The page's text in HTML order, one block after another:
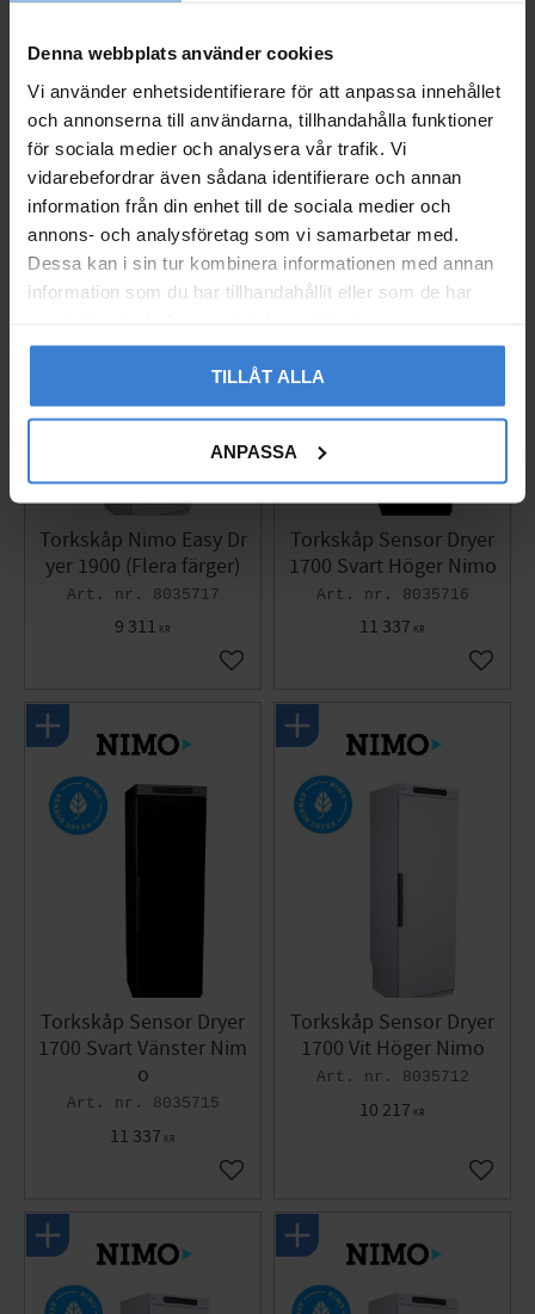
Denna webbplats använder cookies
Vi använder enhetsidentifierare för att anpassa innehållet
och annonserna till användarna, tillhandahålla funktioner
för sociala medier och analysera vår trafik. Vi
vidarebefordrar även sådana identifierare och annan
information från din enhet till de sociala medier och
annons- och analysföretag som vi samarbetar med.
Dessa kan i sin tur kombinera informationen med annan
information som du har tillhandahållit eller som de har
TILLÅT ALLA
ANPASSA
Torkskåp FT 120 FL Se
nsor Nimo
8035873
37 634KR
Gem som favorit
Torkskåp FT 120 VP Ni
mo
8035871
53 551
Torkskåp Nimo Easy Dr
yer 1900 (Flera färger)
8035717
9 311 KR
Gem som favorit
Torkskåp Sensor Dryer
1700 Svart Höger Nimo
8035716
11 337 KR
Gem
Torkskåp Sensor Dryer
1700 Svart Vänster Nim
o
8035715
11 337 KR
Gem som favorit
Torkskåp Sensor Dryer
1700 Vit Höger Nimo
8035712
10 217 KR
Gem